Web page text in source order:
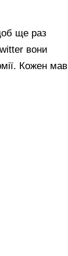
ще раз
вони
Кожен мав